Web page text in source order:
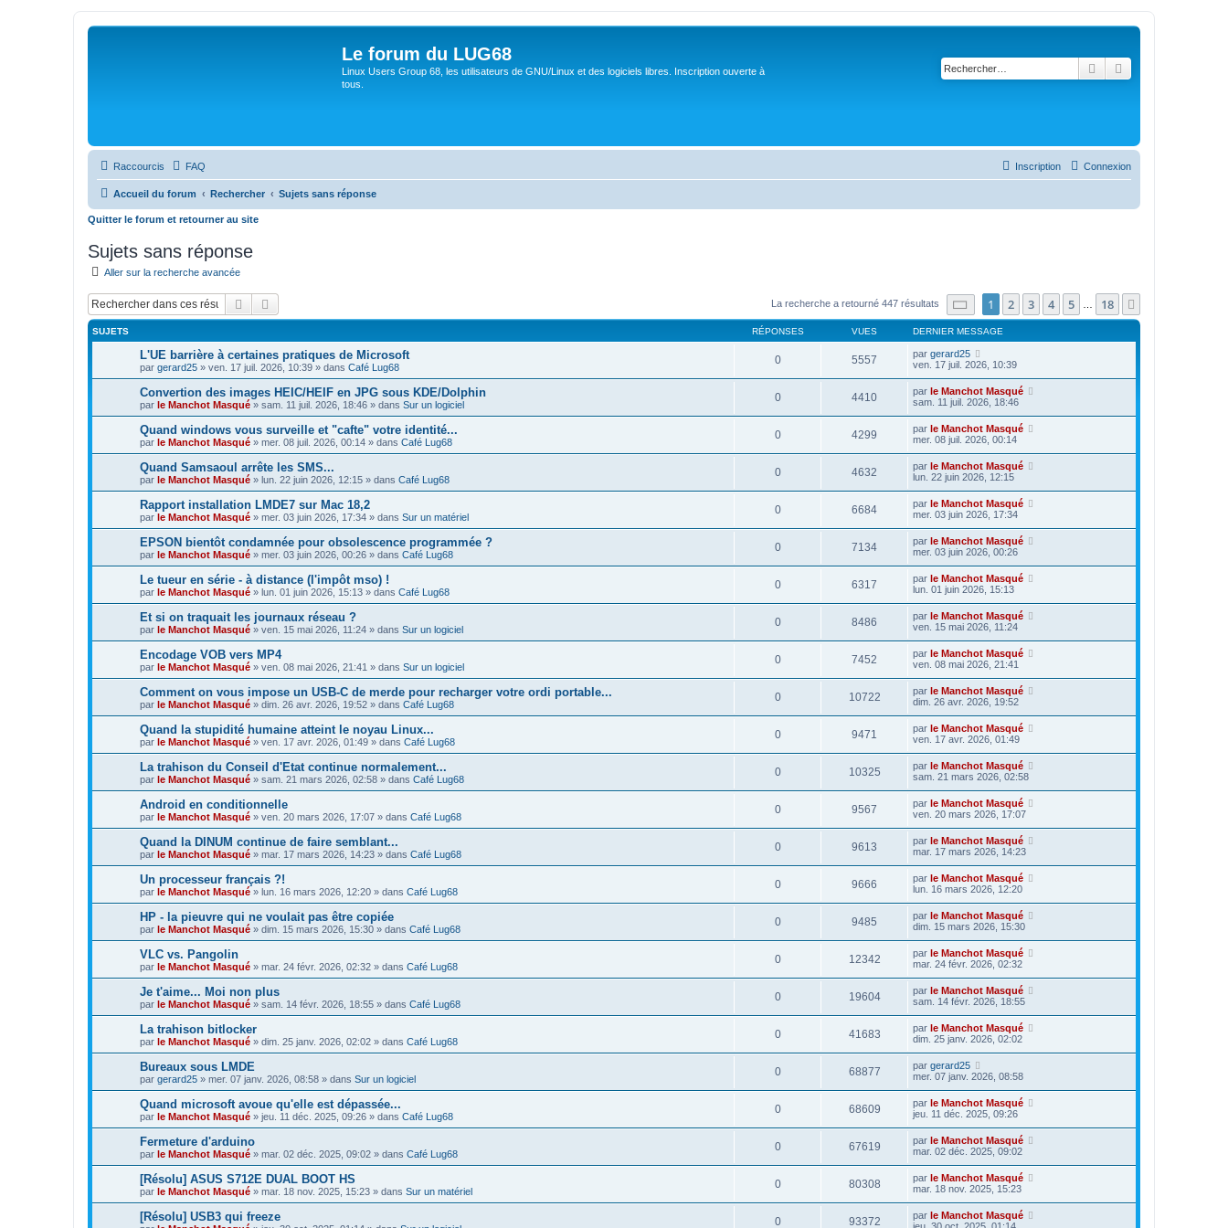
Le forum du LUG68
Linux Users Group 68, les utilisateurs de GNU/Linux et des logiciels libres. Inscription ouverte à
tous.
Rechercher
Raccourcis FAQ Connexion
Inscription
Accueil du forum Rechercher Sujets sans réponse
Quitter le forum et retourner au site
Sujets sans réponse
Aller sur la recherche avancée
Rechercher La recherche a retourné 447 résultats Page sur18
1 2 3 4 5 18
SUJETS RÉPONSES VUES DERNIER MESSAGE
L'UE barrière à certaines pratiques de Microsoft
par gerard25 » ven. 17 juil. 2026, 10:39 » dans Café Lug68
0 5557 par gerard25
ven. 17 juil. 2026, 10:39
Convertion des images HEIC/HEIF en JPG sous KDE/Dolphin
par le Manchot Masqué » sam. 11 juil. 2026, 18:46 » dans Sur un logiciel
0 4410 par le Manchot Masqué
sam. 11 juil. 2026, 18:46
Quand windows vous surveille et "cafte" votre identité...
par le Manchot Masqué » mer. 08 juil. 2026, 00:14 » dans Café Lug68
0 4299 par le Manchot Masqué
mer. 08 juil. 2026, 00:14
Quand Samsaoul arrête les SMS...
par le Manchot Masqué » lun. 22 juin 2026, 12:15 » dans Café Lug68
0 4632 par le Manchot Masqué
lun. 22 juin 2026, 12:15
Rapport installation LMDE7 sur Mac 18,2
par le Manchot Masqué » mer. 03 juin 2026, 17:34 » dans Sur un matériel
0 6684 par le Manchot Masqué
mer. 03 juin 2026, 17:34
EPSON bientôt condamnée pour obsolescence programmée ?
par le Manchot Masqué » mer. 03 juin 2026, 00:26 » dans Café Lug68
0 7134 par le Manchot Masqué
mer. 03 juin 2026, 00:26
Le tueur en série - à distance (l'impôt mso) !
par le Manchot Masqué » lun. 01 juin 2026, 15:13 » dans Café Lug68
0 6317 par le Manchot Masqué
lun. 01 juin 2026, 15:13
Et si on traquait les journaux réseau ?
par le Manchot Masqué » ven. 15 mai 2026, 11:24 » dans Sur un logiciel
0 8486 par le Manchot Masqué
ven. 15 mai 2026, 11:24
Encodage VOB vers MP4
par le Manchot Masqué » ven. 08 mai 2026, 21:41 » dans Sur un logiciel
0 7452 par le Manchot Masqué
ven. 08 mai 2026, 21:41
Comment on vous impose un USB-C de merde pour recharger votre ordi portable...
par le Manchot Masqué » dim. 26 avr. 2026, 19:52 » dans Café Lug68
0 10722 par le Manchot Masqué
dim. 26 avr. 2026, 19:52
Quand la stupidité humaine atteint le noyau Linux...
par le Manchot Masqué » ven. 17 avr. 2026, 01:49 » dans Café Lug68
0 9471 par le Manchot Masqué
ven. 17 avr. 2026, 01:49
La trahison du Conseil d'Etat continue normalement...
par le Manchot Masqué » sam. 21 mars 2026, 02:58 » dans Café Lug68
0 10325 par le Manchot Masqué
sam. 21 mars 2026, 02:58
Android en conditionnelle
par le Manchot Masqué » ven. 20 mars 2026, 17:07 » dans Café Lug68
0 9567 par le Manchot Masqué
ven. 20 mars 2026, 17:07
Quand la DINUM continue de faire semblant...
par le Manchot Masqué » mar. 17 mars 2026, 14:23 » dans Café Lug68
0 9613 par le Manchot Masqué
mar. 17 mars 2026, 14:23
Un processeur français ?!
par le Manchot Masqué » lun. 16 mars 2026, 12:20 » dans Café Lug68
0 9666 par le Manchot Masqué
lun. 16 mars 2026, 12:20
HP - la pieuvre qui ne voulait pas être copiée
par le Manchot Masqué » dim. 15 mars 2026, 15:30 » dans Café Lug68
0 9485 par le Manchot Masqué
dim. 15 mars 2026, 15:30
VLC vs. Pangolin
par le Manchot Masqué » mar. 24 févr. 2026, 02:32 » dans Café Lug68
0 12342 par le Manchot Masqué
mar. 24 févr. 2026, 02:32
Je t'aime... Moi non plus
par le Manchot Masqué » sam. 14 févr. 2026, 18:55 » dans Café Lug68
0 19604 par le Manchot Masqué
sam. 14 févr. 2026, 18:55
La trahison bitlocker
par le Manchot Masqué » dim. 25 janv. 2026, 02:02 » dans Café Lug68
0 41683 par le Manchot Masqué
dim. 25 janv. 2026, 02:02
Bureaux sous LMDE
par gerard25 » mer. 07 janv. 2026, 08:58 » dans Sur un logiciel
0 68877 par gerard25
mer. 07 janv. 2026, 08:58
Quand microsoft avoue qu'elle est dépassée...
par le Manchot Masqué » jeu. 11 déc. 2025, 09:26 » dans Café Lug68
0 68609 par le Manchot Masqué
jeu. 11 déc. 2025, 09:26
Fermeture d'arduino
par le Manchot Masqué » mar. 02 déc. 2025, 09:02 » dans Café Lug68
0 67619 par le Manchot Masqué
mar. 02 déc. 2025, 09:02
[Résolu] ASUS S712E DUAL BOOT HS
par le Manchot Masqué » mar. 18 nov. 2025, 15:23 » dans Sur un matériel
0 80308 par le Manchot Masqué
mar. 18 nov. 2025, 15:23
[Résolu] USB3 qui freeze 0 93372 par le Manchot Masqué